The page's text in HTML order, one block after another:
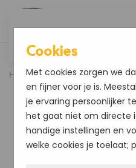
Home Boot Mer Original
Cookies
Met cookies zorgen we
en fijner voor je is.
je ervaring persoonlijker
het gaat niet om directe
handige instellingen en
welke cookies je toelaat;